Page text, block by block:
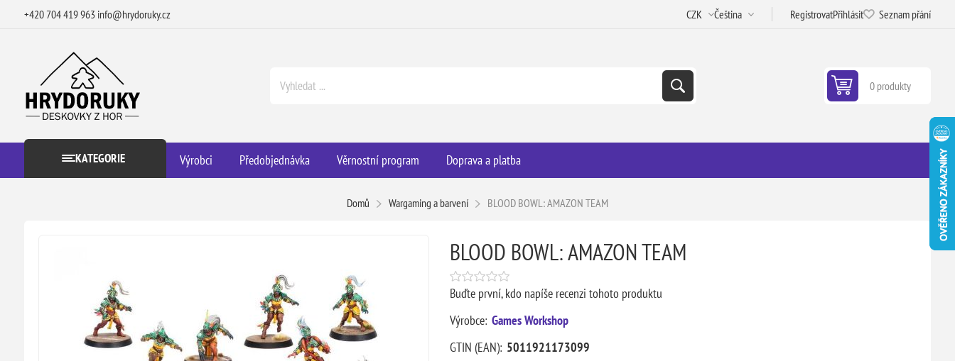
+420 704 419 963 info@hrydoruky.cz RegistrovatPřihlásit Seznam přání
0 produkty
KATEGORIE Výrobci Předobjednávka Věrnostní program Doprava a platba
Domů Wargaming a barvení BLOOD BOWL: AMAZON TEAM
BLOOD BOWL: AMAZON TEAM
Buďte první, kdo napíše recenzi tohoto produktu
Výrobce: Games Workshop
GTIN (EAN): 5011921173099